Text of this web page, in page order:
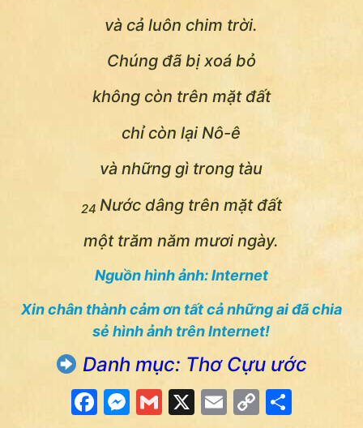
và cả luôn chim trời.
Chúng đã bị xoá bỏ
không còn trên mặt đất
chỉ còn lại Nô-ê
và những gì trong tàu
24 Nước dâng trên mặt đất
một trăm năm mươi ngày.
Nguồn hình ảnh: Internet
Xin chân thành cảm ơn tất cả những ai đã chia
sẻ hình ảnh trên Internet!
Danh mục: Thơ Cựu ước
Facebook
Messenger
Gmail
X Email
CopyShare